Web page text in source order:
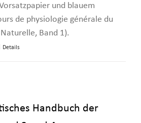
und blauem
de physiologie générale du
Band 1).
Details
Handbuch der